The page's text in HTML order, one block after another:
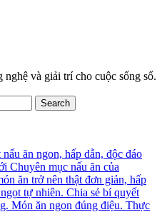
và giải trí cho cuộc sống số.
Search
ăn ngon, hấp dẫn, độc đáo
Chuyên mục nấu ăn của
ăn trở nên thật đơn giản, hấp
tự nhiên. Chia sẻ bí quyết
Món ăn ngon đúng điệu. Thực